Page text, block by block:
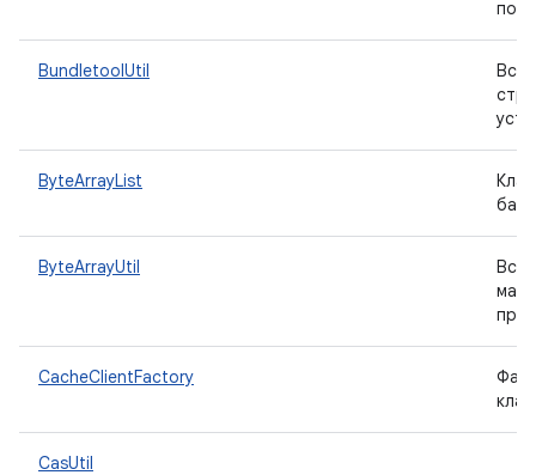
BundletoolUtil
ByteArrayList
ByteArrayUtil
CacheClientFactory
CasUtil